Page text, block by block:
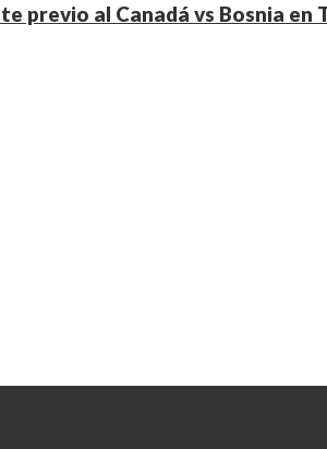
previo al Canadá vs Bosnia en